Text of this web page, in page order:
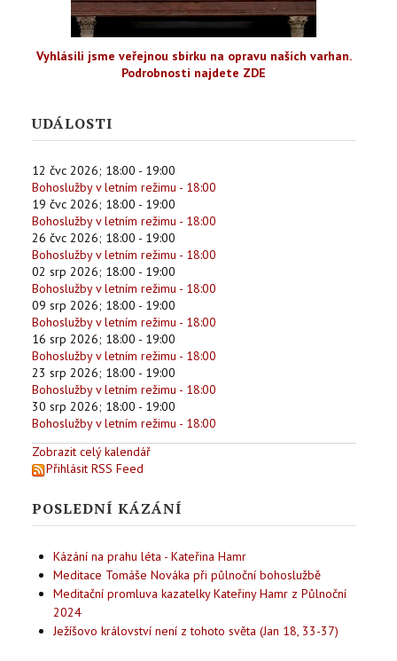
Vyhlásili jsme veřejnou sbírku na opravu našich varhan.
Podrobnosti najdete ZDE
UDÁLOSTI
12 čvc 2026; 18:00 - 19:00
Bohoslužby v letním režimu - 18:00
19 čvc 2026; 18:00 - 19:00
Bohoslužby v letním režimu - 18:00
26 čvc 2026; 18:00 - 19:00
Bohoslužby v letním režimu - 18:00
02 srp 2026; 18:00 - 19:00
Bohoslužby v letním režimu - 18:00
09 srp 2026; 18:00 - 19:00
Bohoslužby v letním režimu - 18:00
16 srp 2026; 18:00 - 19:00
Bohoslužby v letním režimu - 18:00
23 srp 2026; 18:00 - 19:00
Bohoslužby v letním režimu - 18:00
30 srp 2026; 18:00 - 19:00
Bohoslužby v letním režimu - 18:00
Zobrazit celý kalendář
Přihlásit RSS Feed
POSLEDNÍ KÁZÁNÍ
Kázání na prahu léta - Kateřina Hamr
Meditace Tomáše Nováka při půlnoční bohoslužbě
Meditační promluva kazatelky Kateřiny Hamr z Půlnoční
2024
Ježíšovo království není z tohoto světa (Jan 18, 33-37)